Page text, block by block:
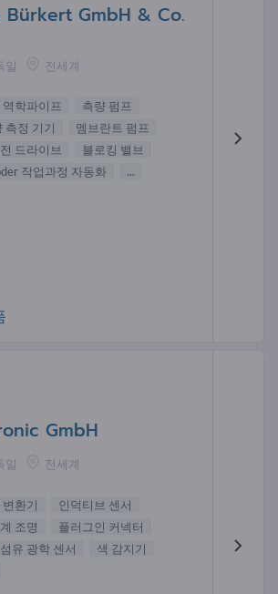
Bürkert GmbH & Co.
일 전세계
역학파이프
측량 펌프
측정 기기
멤브란트 펌프
드라이브
블로킹 밸브
작업과정 자동화
...
GmbH
일 전세계
변환기
인덕티브 센서
조명
플러그인 커넥터
섬유 광학 센서
색 감지기